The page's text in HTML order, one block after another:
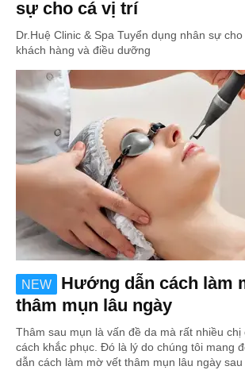
sự cho cá vị trí
Dr.Huệ Clinic & Spa Tuyển dụng nhân sự
khách hàng và điều dưỡng
NEW
Hướng dẫn cách làm
thâm mụn lâu ngày
Thâm sau mụn là vấn đề da mà rất nhiều chị
cách khắc phục. Đó là lý do chúng tôi mang
dẫn cách làm mờ vết thâm mụn lâu ngày